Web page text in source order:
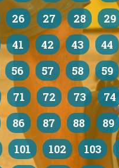
26 27 28 29
41 42 43 44
56 57 58 59
71 72 73 74
86 87 88 89
101 102 103